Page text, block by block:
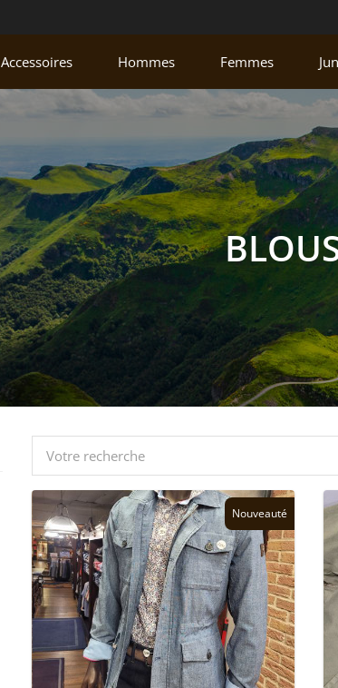
Accessoires Hommes Femmes
Nouveauté